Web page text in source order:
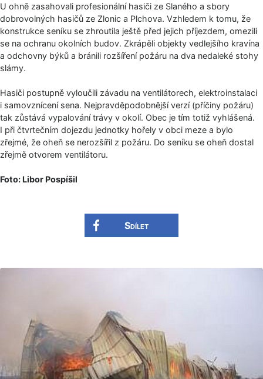
U ohně zasahovali profesionální hasiči ze Slaného a sbory
dobrovolných hasičů ze Zlonic a Plchova. Vzhledem k tomu, že
konstrukce seníku se zhroutila ještě před jejich příjezdem, omezili
se na ochranu okolních budov. Zkrápěli objekty vedlejšího kravína
a odchovny býků a bránili rozšíření požáru na dva nedaleké stohy
slámy.
Hasiči postupně vyloučili závadu na ventilátorech, elektroinstalaci
i samovznícení sena. Nejpravděpodobnější verzí (příčiny požáru)
tak zůstává vypalování trávy v okolí. Obec je tím totiž vyhlášená.
I při čtvrtečním dojezdu jednotky hořely v obci meze a bylo
zřejmé, že oheň se nerozšířil z požáru. Do seníku se oheň dostal
zřejmě otvorem ventilátoru.
Foto: Libor Pospíšil
Sdílet